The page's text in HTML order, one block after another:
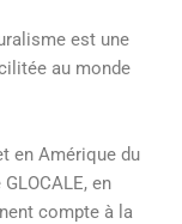
est une
au monde
en Amérique du
en
compte à la